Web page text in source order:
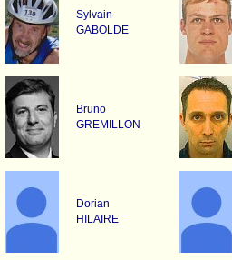
Sylvain
GABOLDE
Bruno
GREMILLON
Dorian
HILAIRE